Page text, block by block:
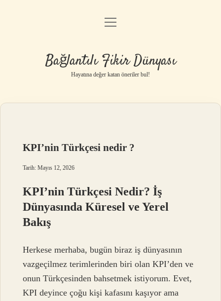
Anasayfa
Yasal Uyarı
menüyü
Bağlantılı Fikir Dünyası
Hayatına değer katan öneriler bul!
KPI’nin Türkçesi nedir ?
Tarih: Mayıs 12, 2026
KPI’nin Türkçesi Nedir? İş
Dünyasında Küresel ve Yerel
Bakış
Herkese merhaba, bugün biraz iş dünyasının
vazgeçilmez terimlerinden biri olan KPI’den ve
onun Türkçesinden bahsetmek istiyorum. Evet,
KPI deyince çoğu kişi kafasını kaşıyor ama